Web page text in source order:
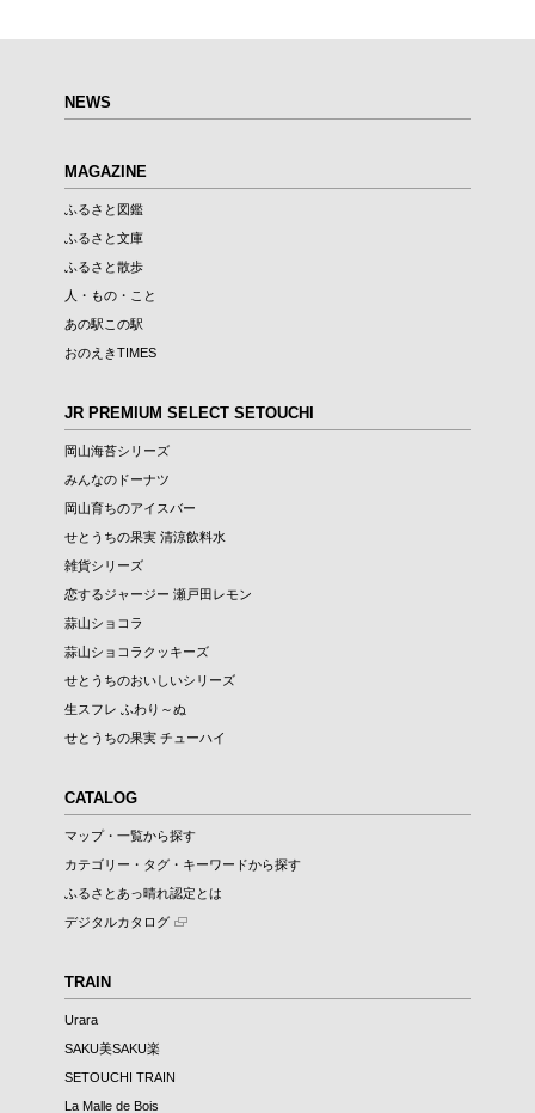
NEWS
MAGAZINE
ふるさと図鑑
ふるさと文庫
ふるさと散歩
人・もの・こと
あの駅この駅
おのえきTIMES
JR PREMIUM SELECT SETOUCHI
岡山海苔シリーズ
みんなのドーナツ
岡山育ちのアイスバー
せとうちの果実 清涼飲料水
雑貨シリーズ
恋するジャージー 瀬戸田レモン
蒜山ショコラ
蒜山ショコラクッキーズ
せとうちのおいしいシリーズ
生スフレ ふわり～ぬ
せとうちの果実 チューハイ
CATALOG
マップ・一覧から探す
カテゴリー・タグ・キーワードから探す
ふるさとあっ晴れ認定とは
デジタルカタログ
TRAIN
Urara
SAKU美SAKU楽
SETOUCHI TRAIN
La Malle de Bois